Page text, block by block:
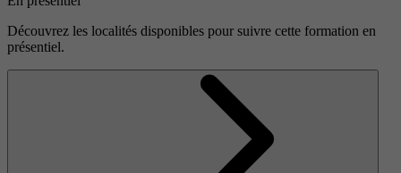
Découvrez les localités disponibles pour suivre cette formation en
présentiel.